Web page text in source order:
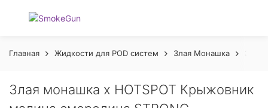
Главная Жидкости для POD систем Злая Монашка
Злая монашка х HOTSPOT Крыжовник